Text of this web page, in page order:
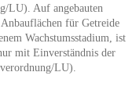
LU). Auf angebauten
für Getreide
Wachstumsstadium, ist
mit Einverständnis der
LU).